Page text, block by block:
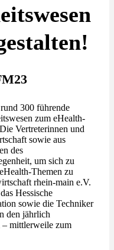
300 führende
zum eHealth-
Vertreterinnen und
sowie aus
des
um sich zu
Themen zu
rhein-main e.V.
Hessische
sowie die Techniker
den jährlich
– mittlerweile zum